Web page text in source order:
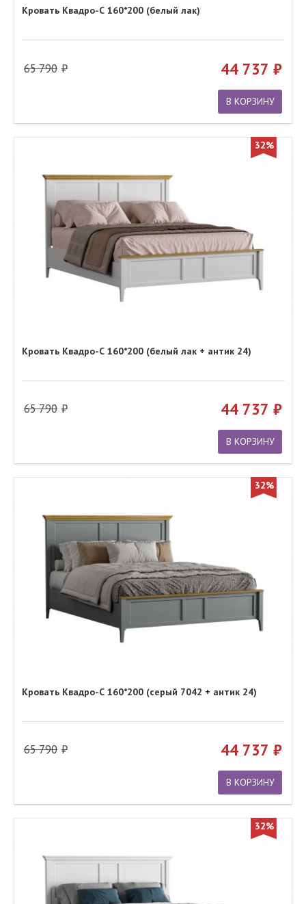
Кровать Квадро-С 160*200 (белый лак)
65 790 44 737
В КОРЗИНУ
32%
Кровать Квадро-С 160*200 (белый лак + антик 24)
65 790 44 737
В КОРЗИНУ
32%
Кровать Квадро-С 160*200 (серый 7042 + антик 24)
65 790 44 737
В КОРЗИНУ
32%